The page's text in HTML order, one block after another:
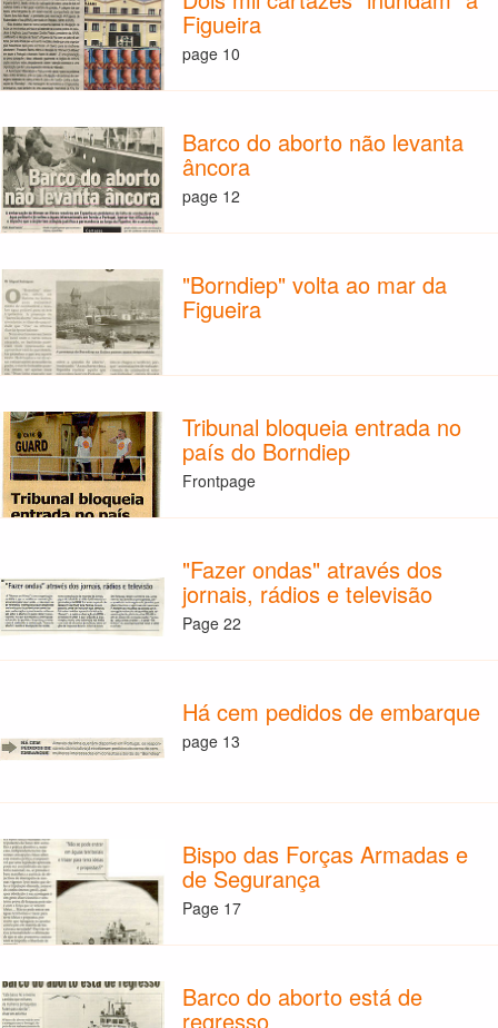
Figueira
page 10
Barco do aborto não levanta
âncora
page 12
"Borndiep" volta ao mar da
Figueira
Tribunal bloqueia entrada no
país do Borndiep
Frontpage
"Fazer ondas" através dos
jornais, rádios e televisão
Page 22
Há cem pedidos de embarque
page 13
Bispo das Forças Armadas e
de Segurança
Page 17
Barco do aborto está de
regresso